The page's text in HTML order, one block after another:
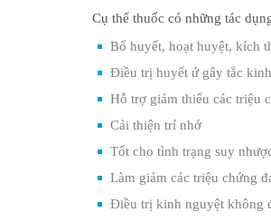
Cụ thể thuốc có những tác
Bổ huyết, hoạt huyệt, kích
Điều trị huyết ứ gây tắc kinh
Hỗ trợ giảm thiểu các triệu
Cải thiện trí nhớ
Tốt cho tình trạng suy
Làm giảm các triệu chứng
Điều trị kinh nguyệt không